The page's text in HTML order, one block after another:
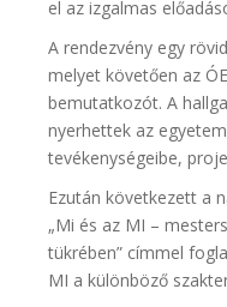
el az izgalmas
A rendezvény egy
melyet követően az
bemutatkozót. A
nyerhettek az
tevékenységeibe,
Ezután következett a
„Mi és az MI –
tükrében” címmel
MI a különböző